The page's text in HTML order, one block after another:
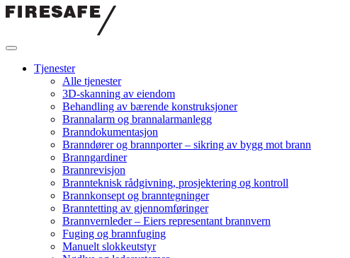
Hopp
Firesafe
Tjenester
Alle tjenester
3D-skanning av eiendom
Behandling av bærende konstruksjoner
Brannalarm og brannalarmanlegg
Branndokumentasjon
Branndører og brannporter – sikring av bygg mot brann
Branngardiner
Brannrevisjon
Brannteknisk rådgivning, prosjektering og kontroll
Brannkonsept og branntegninger
Branntetting av gjennomføringer
Brannvernleder – Eiers representant brannvern
Fuging og brannfuging
Manuelt slokkeutstyr